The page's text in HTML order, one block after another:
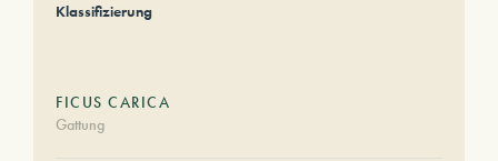
Klassifizierung
FICUS CARICA
Gattung